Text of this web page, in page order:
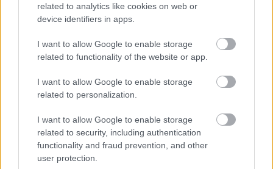
related to analytics like cookies on web or
device identifiers in apps.
I want to allow Google to enable storage
related to functionality of the website or app.
I want to allow Google to enable storage
related to personalization.
I want to allow Google to enable storage
related to security, including authentication
functionality and fraud prevention, and other
user protection.
A háború vége felé a szövetséges bombázások miatt
Mauthausenben és annak altáboraiban lőszer-,
akna- és fegyvergyárak (Mauser géppisztoly), ill. a
Me 262 vadászrepülőgépeket összeszerelő üzemek